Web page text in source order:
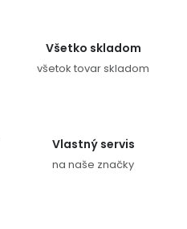
Všetko skladom
všetok tovar skladom
Vlastný servis
na naše značky